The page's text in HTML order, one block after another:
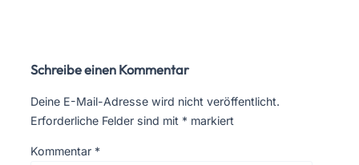
Schreibe einen Kommentar
Deine E-Mail-Adresse wird nicht veröffentlicht.
Erforderliche Felder sind mit * markiert
Kommentar *